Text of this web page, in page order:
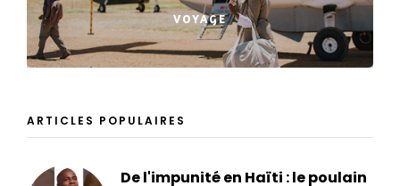
VOYAGE
ARTICLES POPULAIRES
De l'impunité en Haïti : le poulain